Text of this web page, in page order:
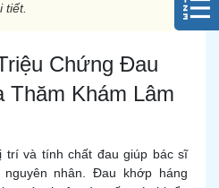
tiết.
Chứng Đau
Thăm Khám Lâm
trí và tính chất đau giúp bác sĩ
nhân. Đau khớp háng